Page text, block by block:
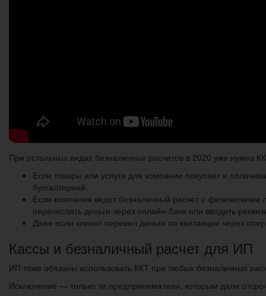
При остальных видах безналичных расчетов в 2020 уже нужна
Если товары или услуги для компании покупает и
бухгалтерией.
Если компания ведет безналичный расчет с
перечислять деньги через онлайн-банк или вводить
Даже если клиент перевел деньги по квитанции через
Кассы и безналичный расчет для ИП
ИП тоже обязаны использовать ККТ при любых безналичных
Исключение — только те предприниматели, которым дали